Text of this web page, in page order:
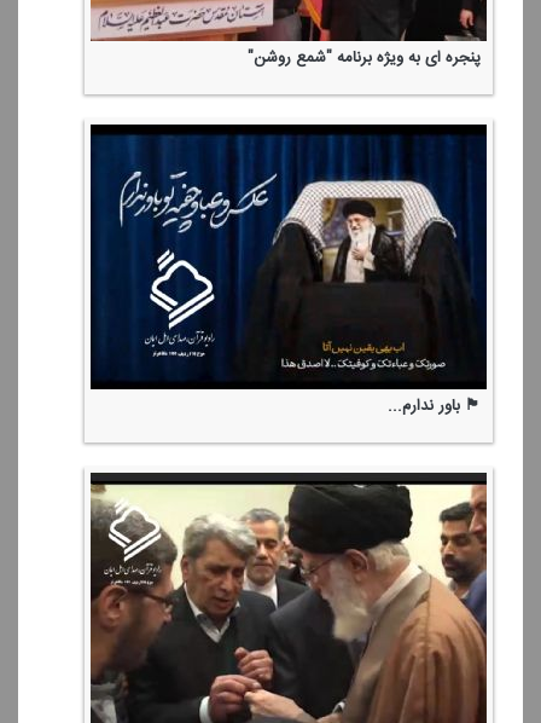
پنجره ای به ویژه برنامه "شمع روشن"
🏴 باور ندارم...